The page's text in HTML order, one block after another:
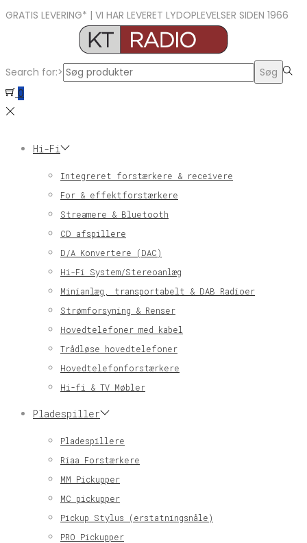
GRATIS LEVERING* | VI HAR LEVERET LYDOPLEVELSER SIDEN 1966
Search for:>
Søg
0
Hi-Fi
Integreret forstærkere & receivere
For & effektforstærkere
Streamere & Bluetooth
CD afspillere
D/A Konvertere (DAC)
Hi-Fi System/Stereoanlæg
Minianlæg, transportabelt & DAB Radioer
Strømforsyning & Renser
Hovedtelefoner med kabel
Trådløse hovedtelefoner
Hovedtelefonforstærkere
Hi-fi & TV Møbler
Pladespiller
Pladespillere
Riaa Forstærkere
MM Pickupper
MC pickupper
Pickup Stylus (erstatningsnåle)
PRO Pickupper